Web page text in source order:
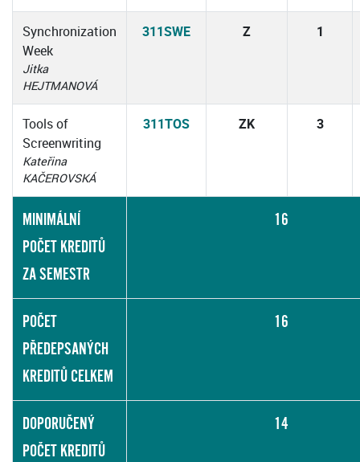
Synchronization
Week
Jitka
HEJTMANOVÁ
311SWE Z 1
Tools of
Screenwriting
Kateřina
KAČEROVSKÁ
311TOS ZK 3
MINIMÁLNÍ
POČET KREDITŮ
ZA SEMESTR
16
POČET
PŘEDEPSANÝCH
KREDITŮ CELKEM
16
DOPORUČENÝ
POČET KREDITŮ
14